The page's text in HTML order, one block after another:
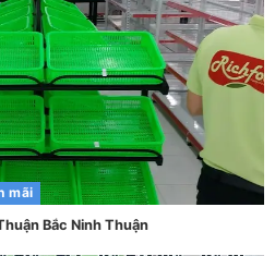
mãi
Bắc Ninh Thuận